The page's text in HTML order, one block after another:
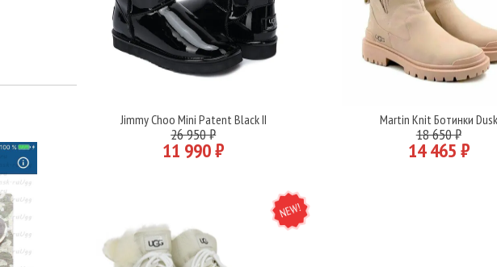
Подробнее
Jimmy Choo Mini Patent Black II
26 950 ₽
11 990 ₽
Подробнее
Martin Knit Ботинки Dusk
18 650 ₽
14 465 ₽
NEW